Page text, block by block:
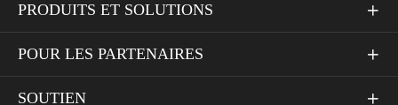
PRODUITS ET SOLUTIONS 
POUR LES PARTENAIRES 
SOUTIEN 